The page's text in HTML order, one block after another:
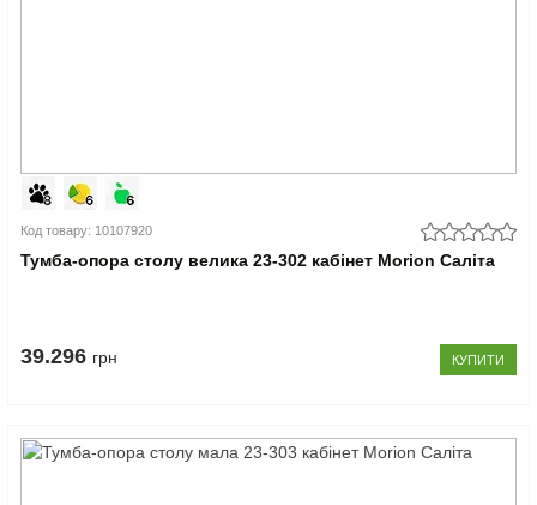
Код товару: 10107920
Тумба-опора столу велика 23-302 кабінет Morion Саліта
39.296 грн КУПИТИ